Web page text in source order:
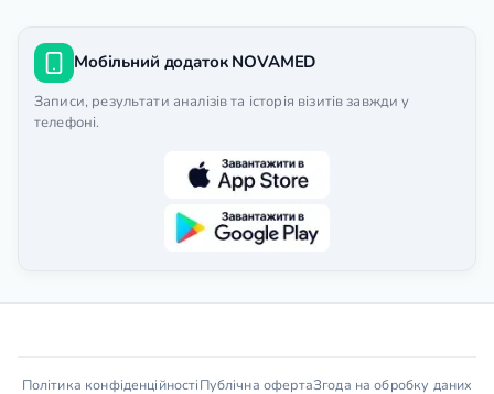
Мобільний додаток NOVAMED
Записи, результати аналізів та історія візитів завжди у
телефоні.
Політика конфіденційностіПублічна офертаЗгода на обробку даних